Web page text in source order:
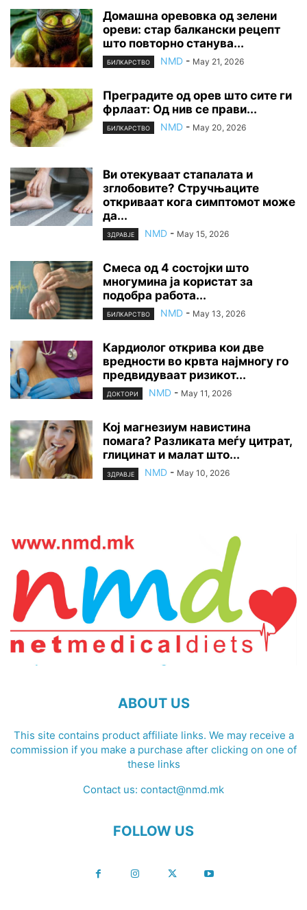
Домашна оревовка од зелени
ореви: стар балкански рецепт
што повторно станува...
БИЛКАРСТВО NMD - May 21, 2026
Преградите од орев што сите ги
фрлаат: Од нив се прави...
БИЛКАРСТВО NMD - May 20, 2026
Ви отекуваат стапалата и
зглобовите? Стручњаците
откриваат кога симптомот може
да...
ЗДРАВЈЕ NMD - May 15, 2026
Смеса од 4 состојки што
многумина ја користат за
подобра работа...
БИЛКАРСТВО NMD - May 13, 2026
Кардиолог открива кои две
вредности во крвта најмногу го
предвидуваат ризикот...
ДОКТОРИ NMD - May 11, 2026
Кој магнезиум навистина
помага? Разликата меѓу цитрат,
глицинат и малат што...
ЗДРАВЈЕ NMD - May 10, 2026
ABOUT US
This site contains product affiliate links. We may receive a
commission if you make a purchase after clicking on one of
these links
Contact us: contact@nmd.mk
FOLLOW US